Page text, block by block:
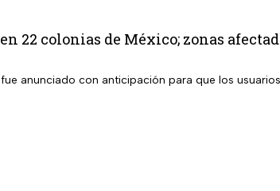
22 colonias de México; zonas
anunciado con anticipación para que los